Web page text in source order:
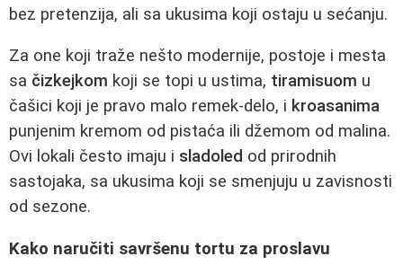
bez pretenzija, ali sa ukusima koji ostaju u sećanju.
Za one koji traže nešto modernije, postoje i mesta
sa čizkejkom koji se topi u ustima, tiramisuom u
čašici koji je pravo malo remek-delo, i kroasanima
punjenim kremom od pistaća ili džemom od malina.
Ovi lokali često imaju i sladoled od prirodnih
sastojaka, sa ukusima koji se smenjuju u zavisnosti
od sezone.
Kako naručiti savršenu tortu za proslavu